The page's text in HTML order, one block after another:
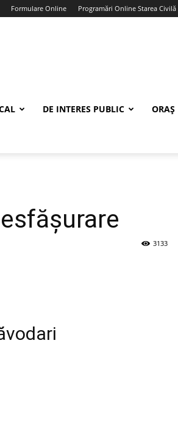
Formulare Online Programări Online Starea Civilă
DE INTERES PUBLIC ORAȘ
3133